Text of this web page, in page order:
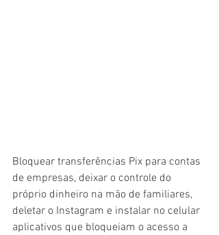
Bloquear transferências Pix para contas
de empresas, deixar o controle do
próprio dinheiro na mão de familiares,
deletar o Instagram e instalar no celular
aplicativos que bloqueiam o acesso a